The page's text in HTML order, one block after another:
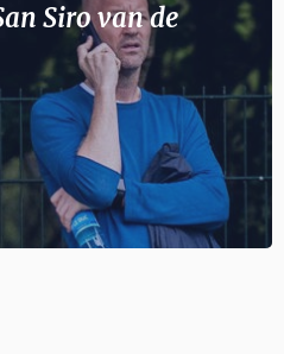
Siro van de